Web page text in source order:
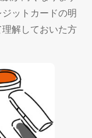
ットカードの明
解しておいた方